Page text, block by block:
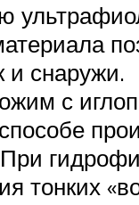
и снаружи.
с
тонких